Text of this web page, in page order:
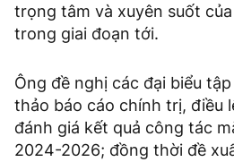
trọng tâm và xuyên suốt
trong giai đoạn tới.
Ông đề nghị các đại biểu
thảo báo cáo chính trị, điều
đánh giá kết quả công tác
2024-2026; đồng thời đề